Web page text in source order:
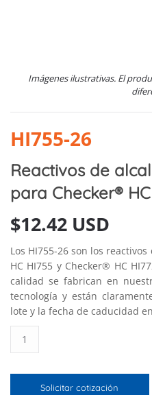
Imágenes ilustrativas. El
HI755-26
Reactivos de
para Checker®
$12.42 USD
Los HI755-26 son los
HC HI755 y Checker® HC
calidad se fabrican en
tecnología y están
lote y la fecha de caducidad
marina
Solicitar cotización